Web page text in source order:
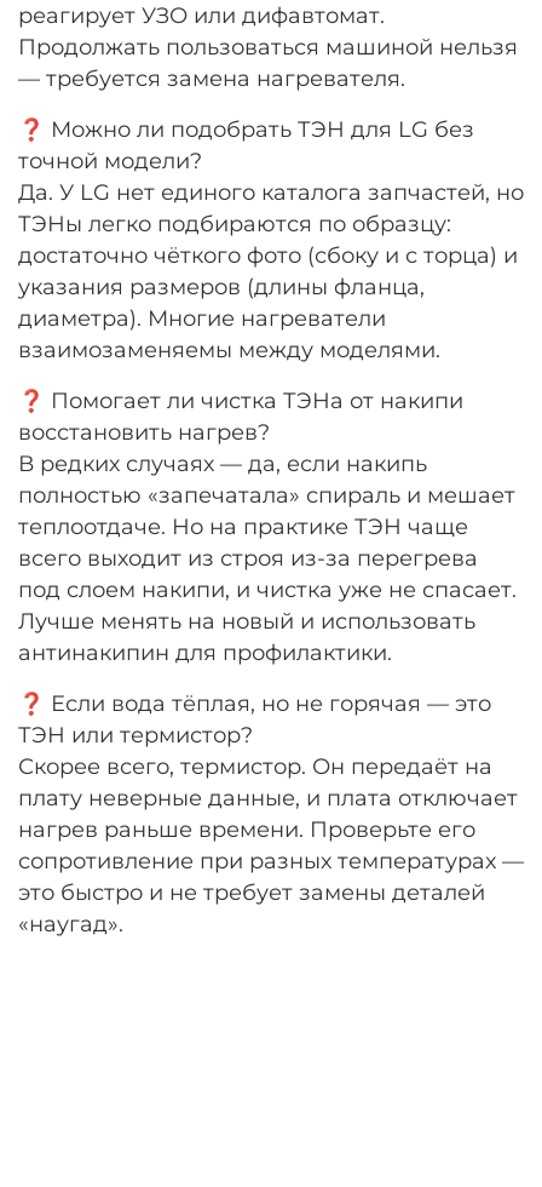
реагирует УЗО или дифавтомат.
Продолжать пользоваться машиной нельзя
— требуется замена нагревателя.
❓ Можно ли подобрать ТЭН для LG без
точной модели?
Да. У LG нет единого каталога запчастей, но
ТЭНы легко подбираются по образцу:
достаточно чёткого фото (сбоку и с торца) и
указания размеров (длины фланца,
диаметра). Многие нагреватели
взаимозаменяемы между моделями.
❓ Помогает ли чистка ТЭНа от накипи
восстановить нагрев?
В редких случаях — да, если накипь
полностью «запечатала» спираль и мешает
теплоотдаче. Но на практике ТЭН чаще
всего выходит из строя из-за перегрева
под слоем накипи, и чистка уже не спасает.
Лучше менять на новый и использовать
антинакипин для профилактики.
❓ Если вода тёплая, но не горячая — это
ТЭН или термистор?
Скорее всего, термистор. Он передаёт на
плату неверные данные, и плата отключает
нагрев раньше времени. Проверьте его
сопротивление при разных температурах —
это быстро и не требует замены деталей
«наугад».